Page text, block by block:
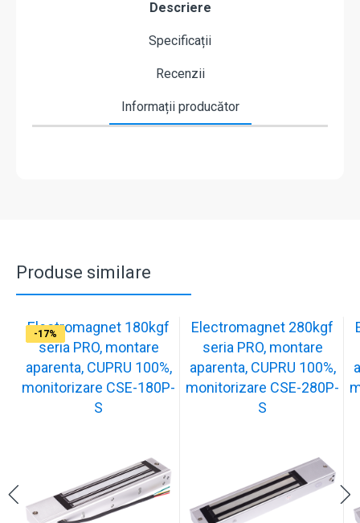
Descriere
Specificații
Recenzii
Informații producător
Produse similare
-17%
Electromagnet 180kgf
seria PRO, montare
aparenta, CUPRU 100%,
monitorizare CSE-180P-
S
-16%
Electromagnet 280kgf
seria PRO, montare
aparenta, CUPRU 100%,
monitorizare CSE-280P-
S
-17%
-17%
-17%
-17%
-17%
-17%
-17%
-17%